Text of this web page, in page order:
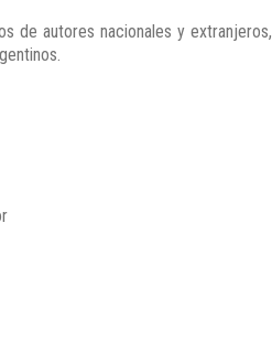
de autores nacionales y extranjeros,